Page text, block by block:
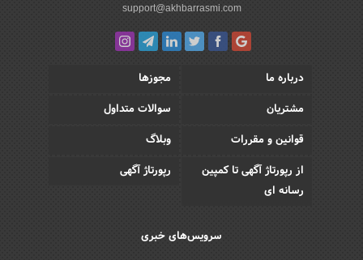
support@akhbarrasmi.com
درباره ما
مجوزها
مشتریان
سوالات متداول
قوانین و مقررات
وبلاگ
از رپورتاژ آگهی تا کمپین
رسانه ای
رپورتاژ آگهی
سرویس‌های خبری